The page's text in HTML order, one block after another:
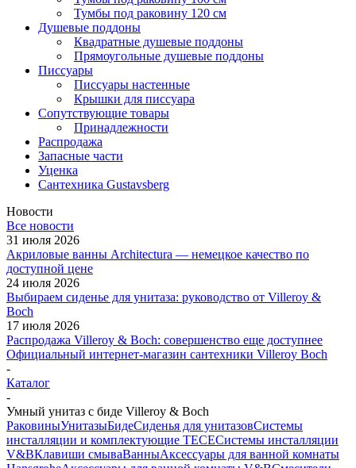
Тумбы под раковину 120 см
Душевые поддоны
Квадратные душевые поддоны
Прямоугольные душевые поддоны
Писсуары
Писсуары настенные
Крышки для писсуара
Сопутствующие товары
Принадлежности
Распродажа
Запасные части
Уценка
Сантехника Gustavsberg
Новости
Все новости
31 июля 2026
Акриловые ванны Architectura — немецкое качество по
доступной цене
24 июля 2026
Выбираем сиденье для унитаза: руководство от Villeroy &
Boch
17 июля 2026
Распродажа Villeroy & Boch: совершенство еще доступнее
Официальный интернет-магазин сантехники Villeroy Boch
-
Каталог
-
Умный унитаз с биде Villeroy & Boch
РаковиныУнитазыБидеСиденья для унитазовСистемы
инсталляции и комплектующие TECEСистемы инсталляции
V&BКлавиши смываВанныАксессуары для ванной комнаты